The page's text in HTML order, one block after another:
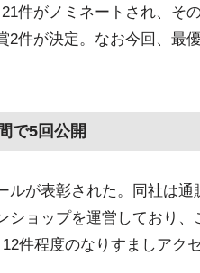
件がノミネートされ、そ
件が決定。なお今回、最
で5回公開
ルが表彰された。同社は通
ショップを運営しており
件程度のなりすましアク